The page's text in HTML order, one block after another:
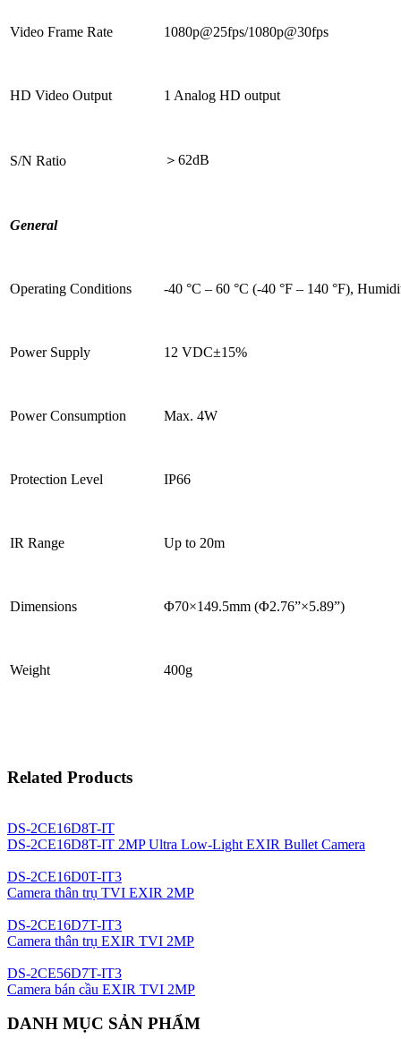
Video Frame Rate 1080p@25fps/1080p@30fps
HD Video Output 1 Analog HD output
S/N Ratio ＞62dB
General
Operating Conditions -40 °C – 60 °C (-40 °F – 140 °F),
Power Supply 12 VDC±15%
Power Consumption Max. 4W
Protection Level IP66
IR Range Up to 20m
Dimensions Φ70×149.5mm (Φ2.76”×5.89”)
Weight 400g
Related Products
DS-2CE16D8T-IT
DS-2CE16D8T-IT 2MP Ultra Low-Light EXIR Bullet Camera
DS-2CE16D0T-IT3
Camera thân trụ TVI EXIR 2MP
DS-2CE16D7T-IT3
Camera thân trụ EXIR TVI 2MP
DS-2CE56D7T-IT3
Camera bán cầu EXIR TVI 2MP
DANH MỤC SẢN PHẨM